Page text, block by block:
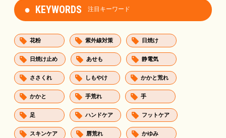
KEYWORDS 注目キーワード
花粉 紫外線対策 日焼け
日焼け止め あせも 静電気
ささくれ しもやけ かかと荒れ
かかと 手荒れ 手
足 ハンドケア フットケア
スキンケア 唇荒れ かゆみ